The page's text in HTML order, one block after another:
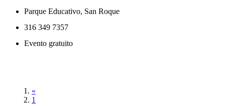
Parque Educativo, San Roque
316 349 7357
Evento gratuito
«
1